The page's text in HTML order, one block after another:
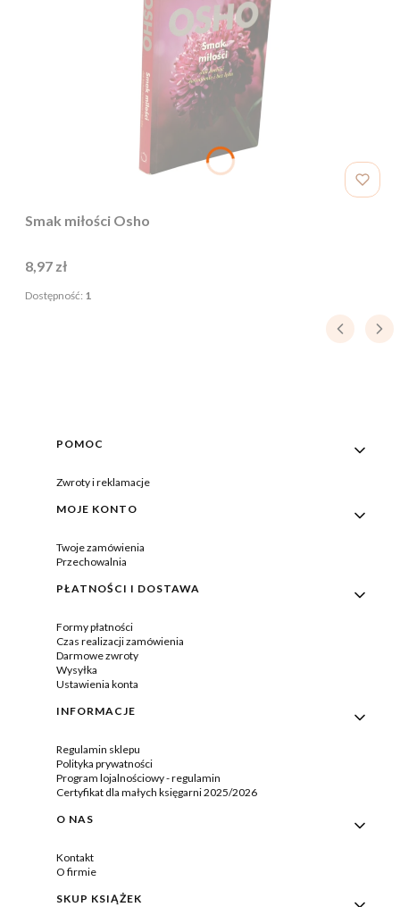
Smak miłości Osho
Cena
8,97 zł
Dostępność: 1
Linki w stopce
POMOC
Zwroty i reklamacje
MOJE KONTO
Twoje zamówienia
Przechowalnia
PŁATNOŚCI I DOSTAWA
Formy płatności
Czas realizacji zamówienia
Darmowe zwroty
Wysyłka
Ustawienia konta
INFORMACJE
Regulamin sklepu
Polityka prywatności
Program lojalnościowy - regulamin
Certyfikat dla małych księgarni 2025/2026
O NAS
Kontakt
O firmie
SKUP KSIĄŻEK